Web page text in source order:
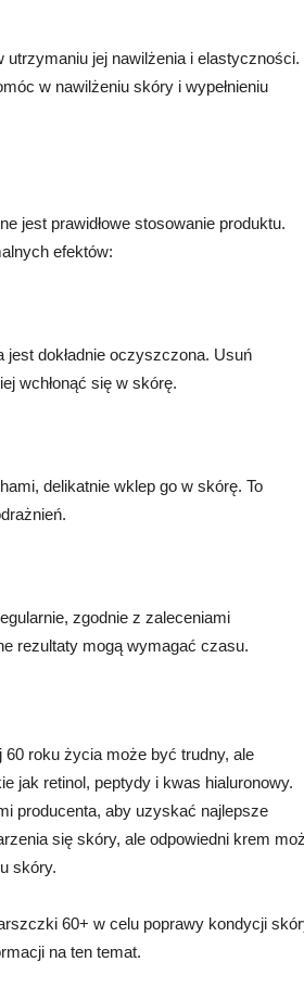
utrzymaniu jej nawilżenia i elastyczności.
w nawilżeniu skóry i wypełnieniu
jest prawidłowe stosowanie produktu.
efektów:
dokładnie oczyszczona. Usuń
wchłonąć się w skórę.
delikatnie wklep go w skórę. To
zgodnie z zaleceniami
rezultaty mogą wymagać czasu.
roku życia może być trudny, ale
jak retinol, peptydy i kwas hialuronowy.
producenta, aby uzyskać najlepsze
się skóry, ale odpowiedni krem
skóry.
60+ w celu poprawy kondycji
na ten temat.